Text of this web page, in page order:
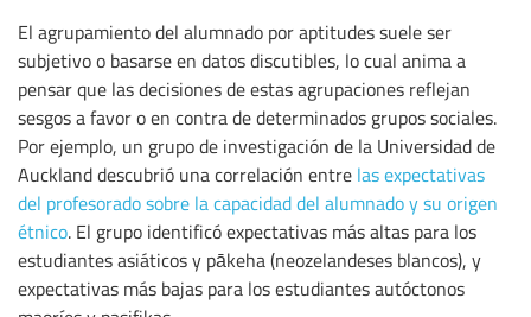
El agrupamiento del alumnado por aptitudes suele ser
subjetivo o basarse en datos discutibles, lo cual anima a
pensar que las decisiones de estas agrupaciones reflejan
sesgos a favor o en contra de determinados grupos sociales.
Por ejemplo, un grupo de investigación de la Universidad de
Auckland descubrió una correlación entre las expectativas
del profesorado sobre la capacidad del alumnado y su origen
étnico. El grupo identificó expectativas más altas para los
estudiantes asiáticos y pākeha (neozelandeses blancos), y
expectativas más bajas para los estudiantes autóctonos